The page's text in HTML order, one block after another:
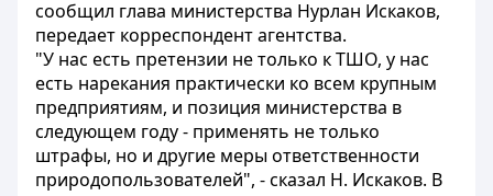
сообщил глава министерства Нурлан Искаков,
передает корреспондент агентства.
"У нас есть претензии не только к ТШО, у нас
есть нарекания практически ко всем крупным
предприятиям, и позиция министерства в
следующем году - применять не только
штрафы, но и другие меры ответственности
природопользователей", - сказал Н. Искаков. В